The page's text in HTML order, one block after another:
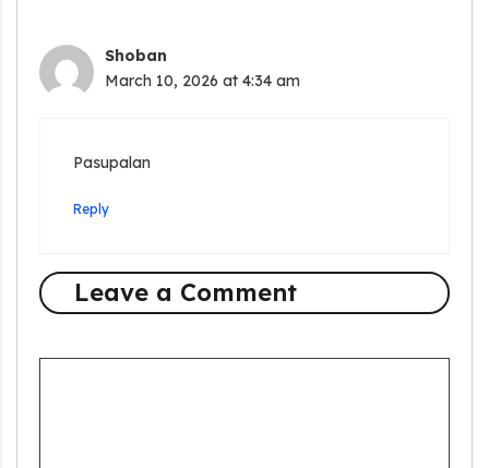
Shoban
March 10, 2026 at 4:34 am
Pasupalan
Reply
Leave a Comment